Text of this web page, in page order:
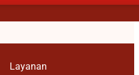
Layanan